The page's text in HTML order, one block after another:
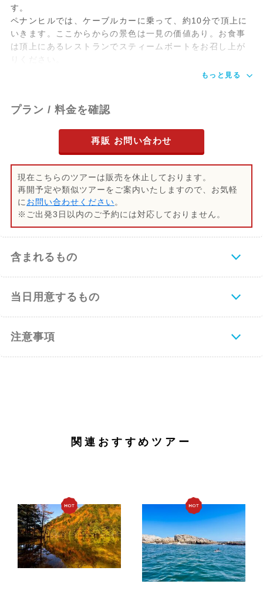
す。
ペナンヒルでは、ケーブルカーに乗って、約10分で頂上に
いきます。ここからからの景色は一見の価値あり。お食事
は頂上にあるレストランでスティームボートをお召し上が
りください。
もっと見る
プラン / 料金を確認
再販 お問い合わせ
現在こちらのツアーは販売を休止しております。
再開予定や類似ツアーをご案内いたしますので、お気軽
にお問い合わせください。
※ご出発3日以内のご予約には対応しておりません。
含まれるもの
当日用意するもの
注意事項
関連おすすめツアー